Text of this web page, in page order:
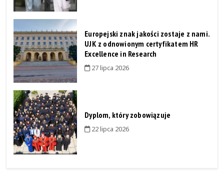
Europejski znak jakości zostaje z nami.
UJK z odnowionym certyfikatem HR
Excellence in Research
27 lipca 2026
Dyplom, który zobowiązuje
22 lipca 2026